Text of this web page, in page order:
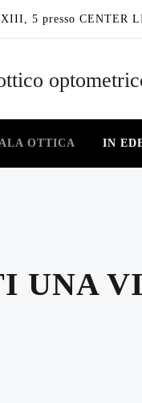
5 presso CENTER
OTTICA IN
UNA